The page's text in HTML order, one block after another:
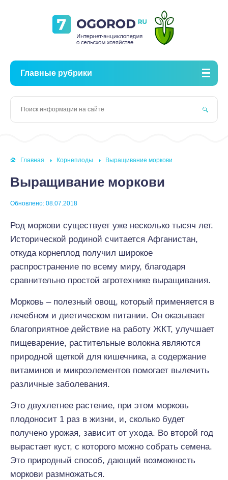
Главные рубрики
Главная Корнеплоды Выращивание моркови
Выращивание моркови
Обновлено: 08.07.2018
Род моркови существует уже несколько тысяч лет.
Исторической родиной считается Афганистан,
откуда корнеплод получил широкое
распространение по всему миру, благодаря
сравнительно простой агротехнике выращивания.
Морковь – полезный овощ, который применяется в
лечебном и диетическом питании. Он оказывает
благоприятное действие на работу ЖКТ, улучшает
пищеварение, растительные волокна являются
природной щеткой для кишечника, а содержание
витаминов и микроэлементов помогает вылечить
различные заболевания.
Это двухлетнее растение, при этом морковь
плодоносит 1 раз в жизни, и, сколько будет
получено урожая, зависит от ухода. Во второй год
вырастает куст, с которого можно собрать семена.
Это природный способ, дающий возможность
моркови размножаться.